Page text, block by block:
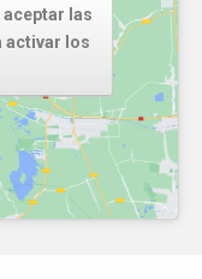
las
activar los